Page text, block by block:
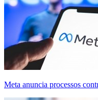
Meta anuncia processos